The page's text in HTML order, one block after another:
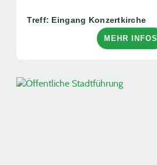
Treff: Eingang Konzertkirche
MEHR INFOS